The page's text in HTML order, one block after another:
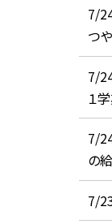
7/
つ
7/
１
7/
の
7/